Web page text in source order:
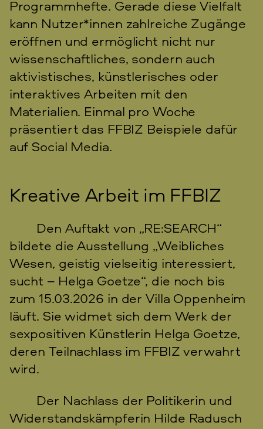
Programmhefte. Gerade diese Vielfalt
kann Nutzer*innen zahlreiche Zugänge
eröffnen und ermöglicht nicht nur
wissenschaftliches, sondern auch
aktivistisches, künstlerisches oder
interaktives Arbeiten mit den
Materialien. Einmal pro Woche
präsentiert das FFBIZ Beispiele dafür
auf Social Media.
Kreative Arbeit im FFBIZ
Den Auftakt von „RE:SEARCH“
bildete die Ausstellung „Weibliches
Wesen, geistig vielseitig interessiert,
sucht – Helga Goetze“, die noch bis
zum 15.03.2026 in der Villa Oppenheim
läuft. Sie widmet sich dem Werk der
sexpositiven Künstlerin Helga Goetze,
deren Teilnachlass im FFBIZ verwahrt
wird.
Der Nachlass der Politikerin und
Widerstandskämpferin Hilde Radusch